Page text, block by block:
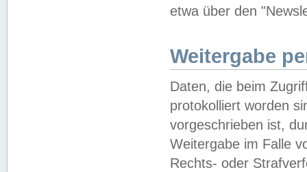
etwa über den
Weitergabe
Daten, die beim
protokolliert worden
vorgeschrieben ist,
Weitergabe im Falle
Rechts- oder